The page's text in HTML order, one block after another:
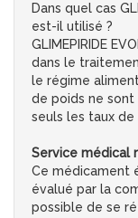
Dans quel cas
est-il utilisé ?
GLIMEPIRIDE
dans le
le régime
de poids ne sont
seuls les taux de
Service médical
Ce médicament
évalué par la
possible de se